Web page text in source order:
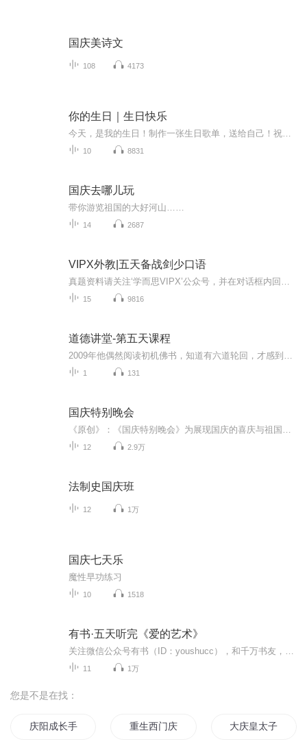
国庆美诗文
108 4173
你的生日｜生日快乐
10 8831
国庆去哪儿玩
带你游览祖国的大好河山……
14 2687
VIPX外教|五天备战剑少口语
15 9816
道德讲堂-第五天课程
1 131
国庆特别晚会
12 2.9万
法制史国庆班
12 1万
国庆七天乐
魔性早功练习
10 1518
有书·五天听完《爱的艺术》
11 1万
您是不是在找：
庆阳成长手札 重生西门庆 大庆皇太子